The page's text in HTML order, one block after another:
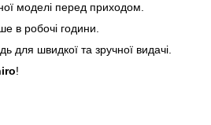
моделі перед приходом.
в робочі години.
для швидкої та зручної видачі.
!